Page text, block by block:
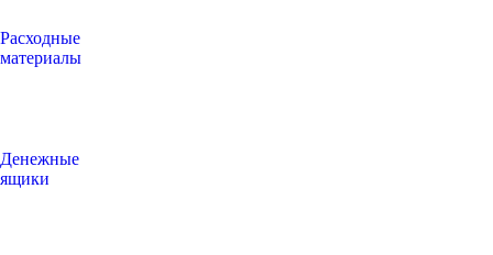
Расходные
материалы
Денежные
ящики